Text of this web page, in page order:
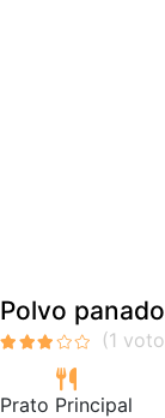
Polvo
Prato Principal